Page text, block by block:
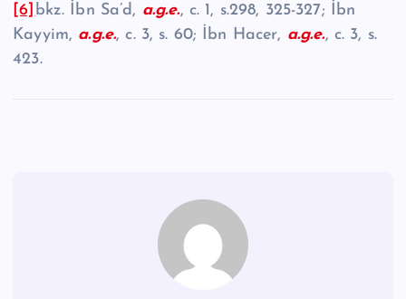
[6] bkz. İbn Sa’d, a.g.e., c. 1, s.298, 325-327; İbn
Kayyim, a.g.e., c. 3, s. 60; İbn Hacer, a.g.e., c. 3, s.
423.